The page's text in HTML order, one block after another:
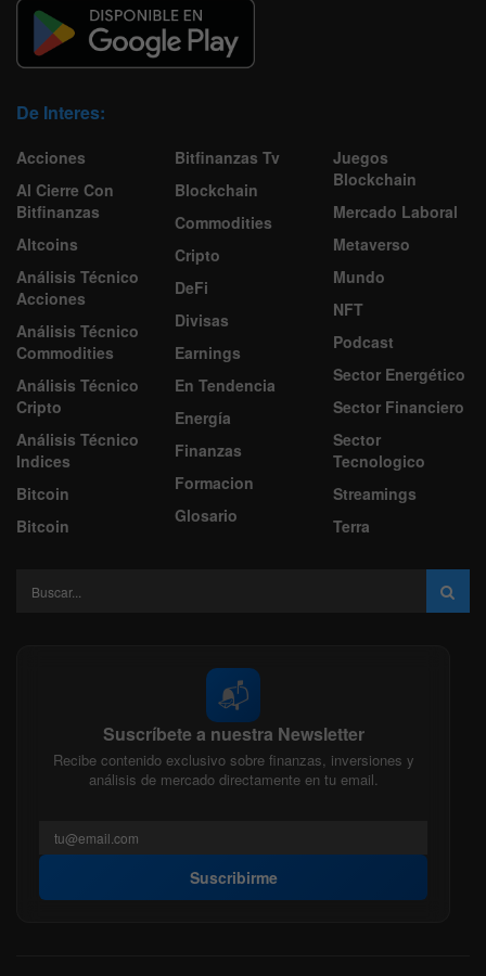
De Interes:
Acciones
Al Cierre Con
Bitfinanzas
Altcoins
Análisis Técnico
Acciones
Análisis Técnico
Commodities
Análisis Técnico
Cripto
Análisis Técnico
Indices
Bitcoin
Bitcoin
Bitfinanzas Tv
Blockchain
Commodities
Cripto
DeFi
Divisas
Earnings
En Tendencia
Energía
Finanzas
Formacion
Glosario
Juegos
Blockchain
Mercado Laboral
Metaverso
Mundo
NFT
Podcast
Sector Energético
Sector Financiero
Sector
Tecnologico
Streamings
Terra
📬
Suscríbete a nuestra Newsletter
Recibe contenido exclusivo sobre finanzas, inversiones y
análisis de mercado directamente en tu email.
Suscribirme